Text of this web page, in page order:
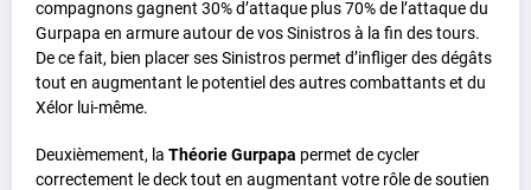
compagnons gagnent 30% d’attaque plus 70% de l’attaque du
Gurpapa en armure autour de vos Sinistros à la fin des tours.
De ce fait, bien placer ses Sinistros permet d’infliger des dégâts
tout en augmentant le potentiel des autres combattants et du
Xélor lui-même.
Deuxièmement, la Théorie Gurpapa permet de cycler
correctement le deck tout en augmentant votre rôle de soutien